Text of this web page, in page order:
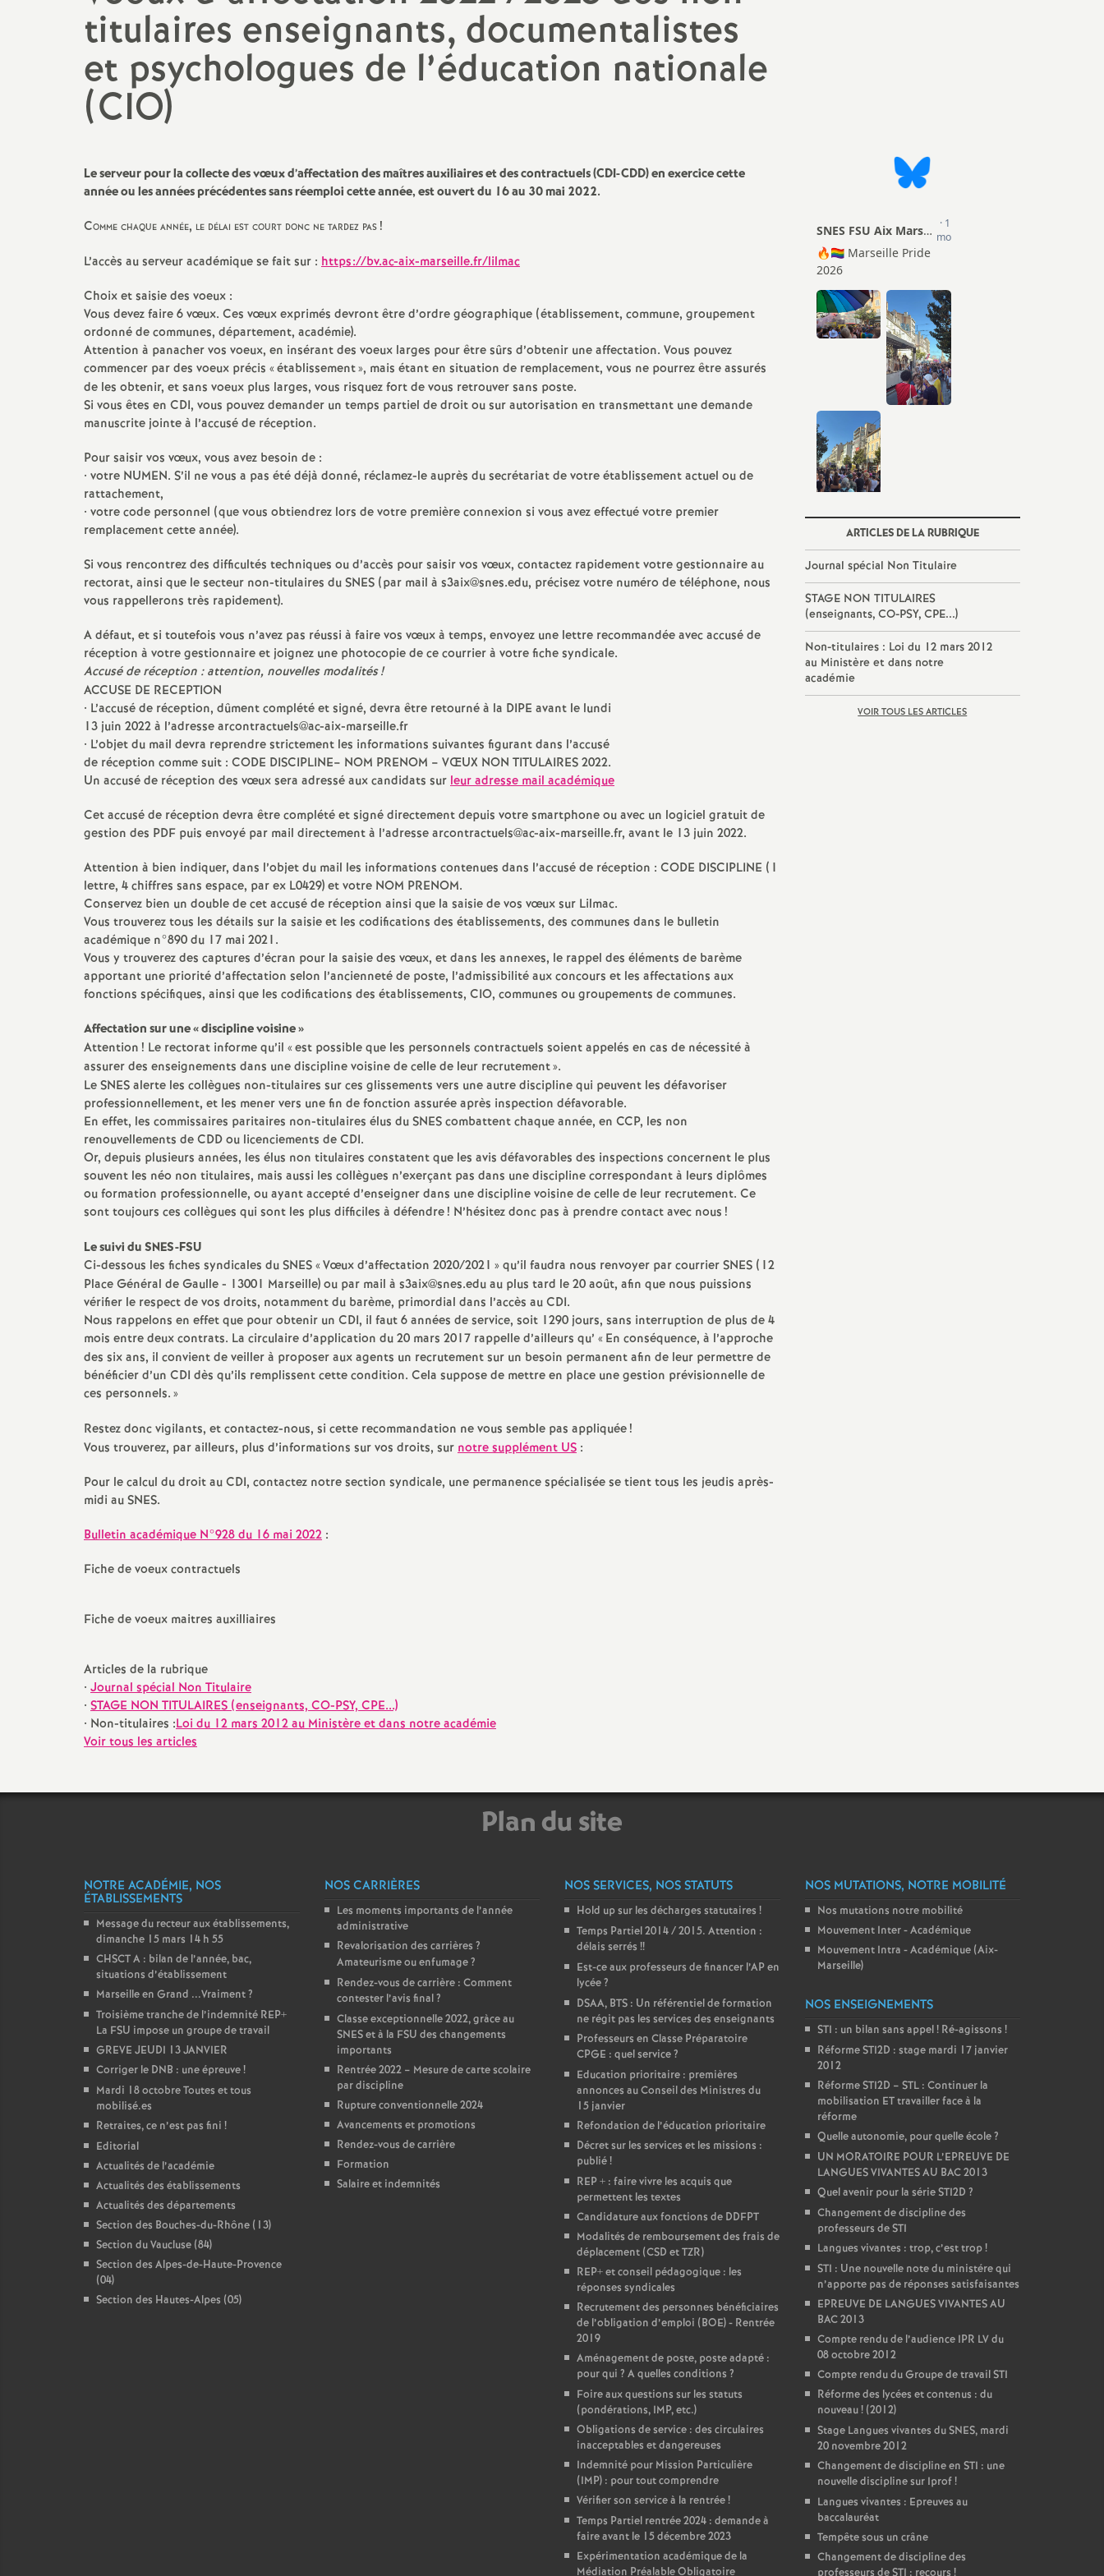
N
a
t
o
a
l
d
e
E
n
s
e
i
n
e
m
e
n
t
s
e
S
e
c
o
n
d
d
e
g
r
a
o
u
r
s
Actualités des départements
Section des Bouches-du-
Rhône (13)
Section du Vaucluse (84)
Provence (04)
Protection Sociale
Complémentaire (PSC)
Documentalistes
Retraités
SNES-FSU
Lettres d’information
Infos FSU
titulaires enseignants, documentalistes
et psychologues de l’éducation nationale
(CIO)
Le serveur pour la collecte des vœux d’affectation des maîtres auxiliaires et des contractuels (CDI-CDD) en exercice cette
année ou les années précédentes sans réemploi cette année, est ouvert du 16 au 30 mai 2022.
Comme chaque année, le délai est court donc ne tardez pas!
L’accès au serveur académique se fait sur : https://bv.ac-aix-marseille.fr/lilmac
Choix et saisie des voeux :
Vous devez faire 6 vœux. Ces vœux exprimés devront être d’ordre géographique (établissement, commune, groupement
ordonné de communes, département, académie).
Attention à panacher vos voeux, en insérant des voeux larges pour être sûrs d’obtenir une affectation. Vous pouvez
commencer par des voeux précis «établissement», mais étant en situation de remplacement, vous ne pourrez être assurés
de les obtenir, et sans voeux plus larges, vous risquez fort de vous retrouver sans poste.
Si vous êtes en CDI, vous pouvez demander un temps partiel de droit ou sur autorisation en transmettant une demande
manuscrite jointe à l’accusé de réception.
Pour saisir vos vœux, vous avez besoin de :
• votre NUMEN. S’il ne vous a pas été déjà donné, réclamez-le auprès du secrétariat de votre établissement actuel ou de
rattachement,
• votre code personnel (que vous obtiendrez lors de votre première connexion si vous avez effectué votre premier
remplacement cette année).
Si vous rencontrez des difficultés techniques ou d’accès pour saisir vos vœux, contactez rapidement votre gestionnaire au
rectorat, ainsi que le secteur non-titulaires du SNES (par mail à s3aix@snes.edu, précisez votre numéro de téléphone, nous
vous rappellerons très rapidement).
A défaut, et si toutefois vous n’avez pas réussi à faire vos vœux à temps, envoyez une lettre recommandée avec accusé de
réception à votre gestionnaire et joignez une photocopie de ce courrier à votre fiche syndicale.
Accusé de réception : attention, nouvelles modalités!
ACCUSE DE RECEPTION
• L’accusé de réception, dûment complété et signé, devra être retourné à la DIPE avant le lundi
13 juin 2022 à l’adresse arcontractuels@ac-aix-marseille.fr
• L’objet du mail devra reprendre strictement les informations suivantes figurant dans l’accusé
de réception comme suit : CODE DISCIPLINE– NOM PRENOM – VŒUX NON TITULAIRES 2022.
Un accusé de réception des vœux sera adressé aux candidats surleur adresse mail académique
Cet accusé de réception devra être complété et signé directement depuis votre smartphone ou avec un logiciel gratuit de
gestion des PDF puis envoyé par mail directement à l’adresse arcontractuels@ac-aix-marseille.fr, avant le 13 juin 2022.
Attention à bien indiquer, dans l’objet du mail les informations contenues dans l’accusé de réception : CODE DISCIPLINE (1
lettre, 4 chiffres sans espace, par ex L0429) et votre NOM PRENOM.
Conservez bien un double de cet accusé de réception ainsi que la saisie de vos vœux sur Lilmac.
Vous trouverez tous les détails sur la saisie et les codifications des établissements, des communes dans le bulletin
académique n°890 du 17 mai 2021.
Vous y trouverez des captures d’écran pour la saisie des vœux, et dans les annexes, le rappel des éléments de barème
apportant une priorité d’affectation selon l’ancienneté de poste, l’admissibilité aux concours et les affectations aux
fonctions spécifiques, ainsi que les codifications des établissements, CIO, communes ou groupements de communes.
Affectation sur une «discipline voisine»
Attention ! Le rectorat informe qu’il «est possible que les personnels contractuels soient appelés en cas de nécessité à
assurer des enseignements dans une discipline voisine de celle de leur recrutement».
Le SNES alerte les collègues non-titulaires sur ces glissements vers une autre discipline qui peuvent les défavoriser
professionnellement, et les mener vers une fin de fonction assurée après inspection défavorable.
En effet, les commissaires paritaires non-titulaires élus du SNES combattent chaque année, en CCP, les non
renouvellements de CDD ou licenciements de CDI.
Or, depuis plusieurs années, les élus non titulaires constatent que les avis défavorables des inspections concernent le plus
souvent les néo non titulaires, mais aussi les collègues n’exerçant pas dans une discipline correspondant à leurs diplômes
ou formation professionnelle, ou ayant accepté d’enseigner dans une discipline voisine de celle de leur recrutement. Ce
sont toujours ces collègues qui sont les plus difficiles à défendre! N’hésitez donc pas à prendre contact avec nous !
Le suivi du SNES-FSU
Ci-dessous les fiches syndicales du SNES «Vœux d’affectation 2020/2021 » qu’il faudra nous renvoyer par courrier SNES (12
Place Général de Gaulle - 13001 Marseille) ou par mail à s3aix@snes.edu au plus tard le 20 août, afin que nous puissions
vérifier le respect de vos droits, notamment du barème, primordial dans l’accès au CDI.
Nous rappelons en effet que pour obtenir un CDI, il faut 6 années de service, soit 1290 jours, sans interruption de plus de 4
mois entre deux contrats. La circulaire d’application du 20 mars 2017 rappelle d’ailleurs qu’ «En conséquence, à l’approche
des six ans, il convient de veiller à proposer aux agents un recrutement sur un besoin permanent afin de leur permettre de
bénéficier d’un CDI dès qu’ils remplissent cette condition. Cela suppose de mettre en place une gestion prévisionnelle de
ces personnels.»
Restez donc vigilants, et contactez-nous, si cette recommandation ne vous semble pas appliquée!
Vous trouverez, par ailleurs, plus d’informations sur vos droits, surnotre supplément US :
Pour le calcul du droit au CDI, contactez notre section syndicale, une permanence spécialisée se tient tous les jeudis après-
midi au SNES.
Bulletin académique N°928 du 16 mai 2022 :
Fiche de voeux contractuels
Fiche de voeux maitres auxilliaires
Articles de la rubrique
• Journal spécial Non Titulaire
• STAGE NON TITULAIRES (enseignants, CO-PSY, CPE...)
• Non-titulaires :Loi du 12 mars 2012 au Ministère et dans notre académie
Voir tous les articles
ARTICLES DE LA RUBRIQUE
Journal spécial Non Titulaire
STAGE NON TITULAIRES
(enseignants, CO-PSY, CPE...)
Non-titulaires : Loi du 12 mars 2012
au Ministère et dans notre
académie
VOIR TOUS LES ARTICLES
Plan du site
NOTRE ACADÉMIE, NOS
ÉTABLISSEMENTS
Message du recteur aux établissements,
dimanche 15 mars 14 h 55
CHSCT A : bilan de l’année, bac,
situations d’établissement
Marseille en Grand ...Vraiment?
Troisième tranche de l’indemnité REP+
La FSU impose un groupe de travail
GREVE JEUDI 13 JANVIER
Corriger le DNB : une épreuve!
Mardi 18 octobre Toutes et tous
mobilisé.es
Retraites, ce n’est pas fini !
Editorial
Actualités de l’académie
Actualités des établissements
Actualités des départements
Section des Bouches-du-Rhône (13)
Section du Vaucluse (84)
Section des Alpes-de-Haute-Provence
(04)
Section des Hautes-Alpes (05)
NOS CARRIÈRES
Les moments importants de l’année
administrative
Revalorisation des carrières ?
Amateurisme ou enfumage?
Rendez-vous de carrière : Comment
contester l’avis final?
Classe exceptionnelle 2022, gràce au
SNES et à la FSU des changements
importants
Rentrée 2022 – Mesure de carte scolaire
par discipline
Rupture conventionnelle 2024
Avancements et promotions
Rendez-vous de carrière
Formation
Salaire et indemnités
NOS SERVICES, NOS STATUTS
Hold up sur les décharges statutaires !
Temps Partiel 2014 / 2015. Attention :
délais serrés !!
Est-ce aux professeurs de financer l’AP en
lycée?
DSAA, BTS : Un référentiel de formation
ne régit pas les services des enseignants
Professeurs en Classe Préparatoire
CPGE : quel service?
Education prioritaire : premières
annonces au Conseil des Ministres du
15 janvier
Refondation de l’éducation prioritaire
Décret sur les services et les missions :
publié!
REP + : faire vivre les acquis que
permettent les textes
Candidature aux fonctions de DDFPT
Modalités de remboursement des frais de
déplacement (CSD et TZR)
REP+ et conseil pédagogique : les
réponses syndicales
Recrutement des personnes bénéficiaires
de l’obligation d’emploi (BOE) - Rentrée
2019
Aménagement de poste, poste adapté :
pour qui ? A quelles conditions ?
Foire aux questions sur les statuts
(pondérations, IMP, etc.)
Obligations de service : des circulaires
inacceptables et dangereuses
Indemnité pour Mission Particulière
(IMP) : pour tout comprendre
Vérifier son service à la rentrée!
Temps Partiel rentrée 2024 : demande à
faire avant le 15 décembre 2023
Expérimentation académique de la
Médiation Préalable Obligatoire
NOS MUTATIONS, NOTRE MOBILITÉ
Nos mutations notre mobilité
Mouvement Inter - Académique
Mouvement Intra - Académique (Aix-
Marseille)
NOS ENSEIGNEMENTS
STI : un bilan sans appel! Ré-agissons !
Réforme STI2D : stage mardi 17 janvier
2012
Réforme STI2D – STL : Continuer la
mobilisation ET travailler face à la
réforme
Quelle autonomie, pour quelle école?
UN MORATOIRE POUR L’EPREUVE DE
LANGUES VIVANTES AU BAC 2013
Quel avenir pour la série STI2D ?
Changement de discipline des
professeurs de STI
Langues vivantes : trop, c’est trop!
STI : Une nouvelle note du ministére qui
n’apporte pas de réponses satisfaisantes
EPREUVE DE LANGUES VIVANTES AU
BAC 2013
Compte rendu de l’audience IPR LV du
08 octobre 2012
Compte rendu du Groupe de travail STI
Réforme des lycées et contenus : du
nouveau! (2012)
Stage Langues vivantes du SNES, mardi
20 novembre 2012
Changement de discipline en STI : une
nouvelle discipline sur Iprof!
Langues vivantes : Epreuves au
baccalauréat
Tempête sous un crâne
Changement de discipline des